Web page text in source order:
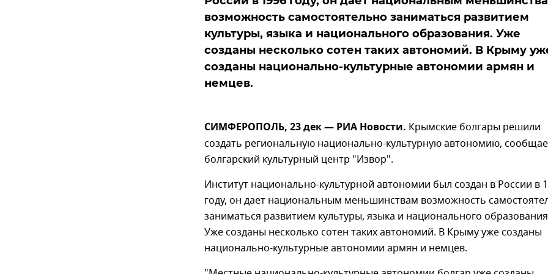
возможность самостоятельно заниматься развитием
культуры, языка и национального образования. Уже
созданы несколько сотен таких автономий. В Крыму
созданы национально-культурные автономии армян и
немцев.
СИМФЕРОПОЛЬ, 23 дек — РИА Новости. Крымские болгары решили
создать региональную национально-культурную автономию,
болгарский культурный центр "Извор".
Институт национально-культурной автономии был создан в России в
году, он дает национальным меньшинствам возможность
заниматься развитием культуры, языка и национального
Уже созданы несколько сотен таких автономий. В Крыму уже созданы
национально-культурные автономии армян и немцев.